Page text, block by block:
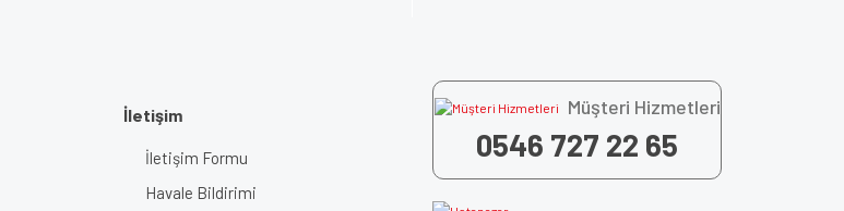
İletişim
İletişim Formu
Havale Bildirimi
Müşteri Hizmetleri
0546 727 22 65